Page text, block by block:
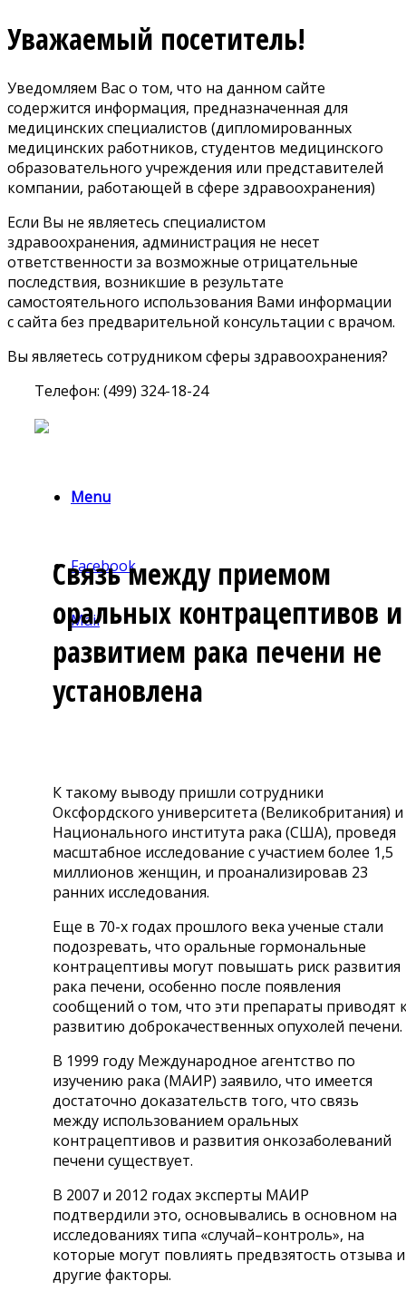
Уважаемый посетитель!
Уведомляем Вас о том, что на данном сайте
содержится информация, предназначенная для
медицинских специалистов (дипломированных
медицинских работников, студентов медицинского
образовательного учреждения или представителей
компании, работающей в сфере здравоохранения)
Если Вы не являетесь специалистом
здравоохранения, администрация не несет
ответственности за возможные отрицательные
последствия, возникшие в результате
самостоятельного использования Вами информации
с сайта без предварительной консультации с врачом.
Вы являетесь сотрудником сферы здравоохранения?
Телефон: (499) 324-18-24
Menu
Facebook
Mail
Cвязь между приемом
оральных контрацептивов и
развитием рака печени не
установлена
К такому выводу пришли сотрудники
Оксфордского университета (Великобритания) и
Национального института рака (США), проведя
масштабное исследование с участием более 1,5
миллионов женщин, и проанализировав 23
ранних исследования.
Еще в 70-х годах прошлого века ученые стали
подозревать, что оральные гормональные
контрацептивы могут повышать риск развития
рака печени, особенно после появления
сообщений о том, что эти препараты приводят
развитию доброкачественных опухолей печени.
В 1999 году Международное агентство по
изучению рака (МАИР) заявило, что имеется
достаточно доказательств того, что связь
между использованием оральных
контрацептивов и развития онкозаболеваний
печени существует.
В 2007 и 2012 годах эксперты МАИР
подтвердили это, основывались в основном на
исследованиях типа «случай–контроль», на
которые могут повлиять предвзятость отзыва и
другие факторы.